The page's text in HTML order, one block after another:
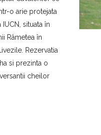
o arie protejata
situata în
Râmetea în
Rezervatia
si prezinta o
cheilor